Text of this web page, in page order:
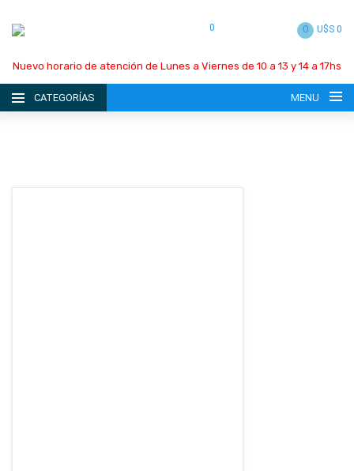
0 0 U$S 0
Nuevo horario de atención de Lunes a Viernes de 10 a 13 y 14 a 17hs
CATEGORÍAS MENU